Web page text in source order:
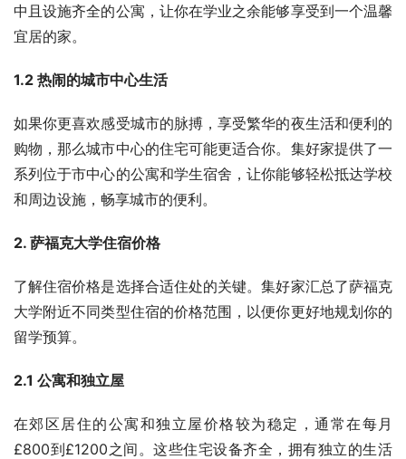
中且设施齐全的公寓，让你在学业之余能够享受到一个温馨
宜居的家。
1.2 热闹的城市中心生活
如果你更喜欢感受城市的脉搏，享受繁华的夜生活和便利的
购物，那么城市中心的住宅可能更适合你。集好家提供了一
系列位于市中心的公寓和学生宿舍，让你能够轻松抵达学校
和周边设施，畅享城市的便利。
2. 萨福克大学住宿价格
了解住宿价格是选择合适住处的关键。集好家汇总了萨福克
大学附近不同类型住宿的价格范围，以便你更好地规划你的
留学预算。
2.1 公寓和独立屋
在郊区居住的公寓和独立屋价格较为稳定，通常在每月
£800到£1200之间。这些住宅设备齐全，拥有独立的生活